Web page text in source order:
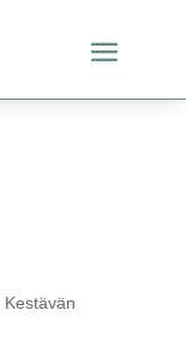
Kestävän